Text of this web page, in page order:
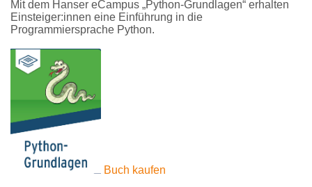
Mit dem Hanser eCampus „Python-Grundlagen“ erhalten
Einsteiger:innen eine Einführung in die
Programmiersprache Python.
Buch kaufen